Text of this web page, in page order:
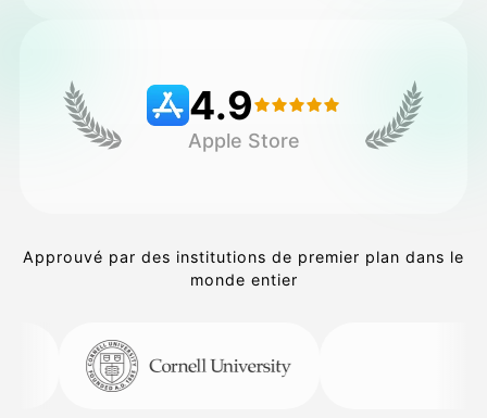
4.9
Apple Store
Approuvé par des institutions de premier plan dans le
monde entier